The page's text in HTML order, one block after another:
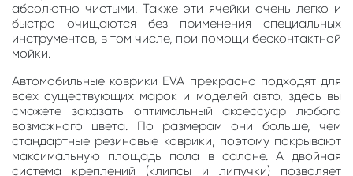
абсолютно чистыми. Также эти ячейки очень легко и
быстро очищаются без применения специальных
инструментов, в том числе, при помощи бесконтактной
мойки.
Автомобильные коврики EVA прекрасно подходят для
всех существующих марок и моделей авто, здесь вы
сможете заказать оптимальный аксессуар любого
возможного цвета. По размерам они больше, чем
стандартные резиновые коврики, поэтому покрывают
максимальную площадь пола в салоне. А двойная
система креплений (клипсы и липучки) позволяет